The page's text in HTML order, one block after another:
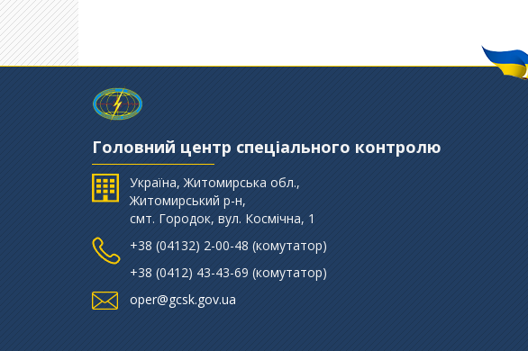
Головний центр спеціального контролю
Україна, Житомирська обл.,
Житомирський р-н,
смт. Городок, вул. Космічна, 1
+38 (‎04132) 2-00-48 (комутатор)
+38 (0412) 43-43-69 (комутатор)
oper@gcsk.gov.ua